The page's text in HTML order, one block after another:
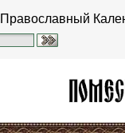
Православный